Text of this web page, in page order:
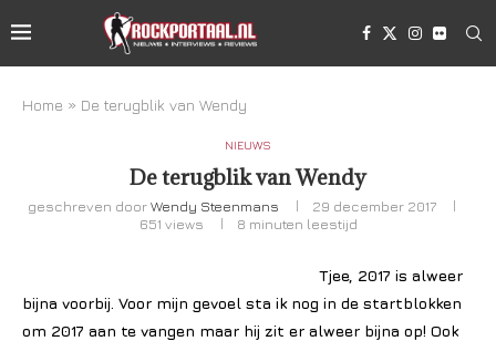
Home » De terugblik van Wendy
NIEUWS
De terugblik van Wendy
geschreven doorWendy Steenmans
29 december 2017
651 views 8 minuten leestijd
Tjee, 2017 is alweer
bijna voorbij. Voor mijn gevoel sta ik nog in de startblokken
om 2017 aan te vangen maar hij zit er alweer bijna op! Ook